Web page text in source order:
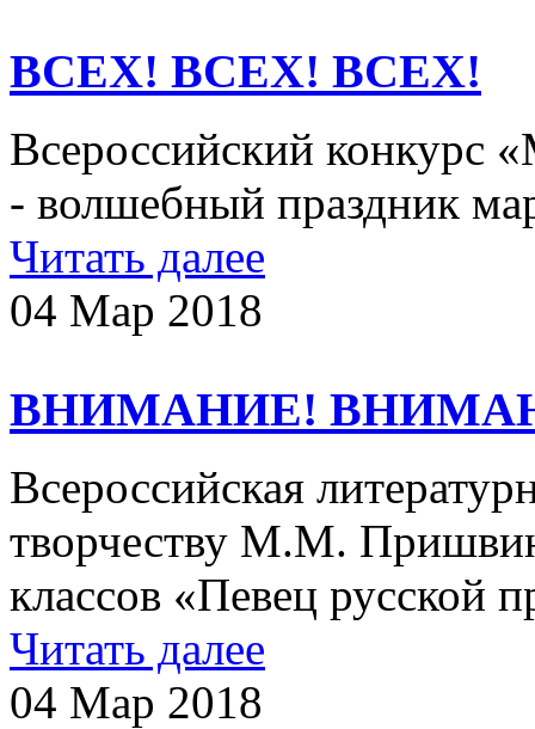
ВСЕХ! ВСЕХ! ВСЕХ!
Всероссийский конкурс
- волшебный праздник
Читать далее
04 Мар 2018
ВНИМАНИЕ!
Всероссийская
творчеству М.М.
классов «Певец русской
Читать далее
04 Мар 2018